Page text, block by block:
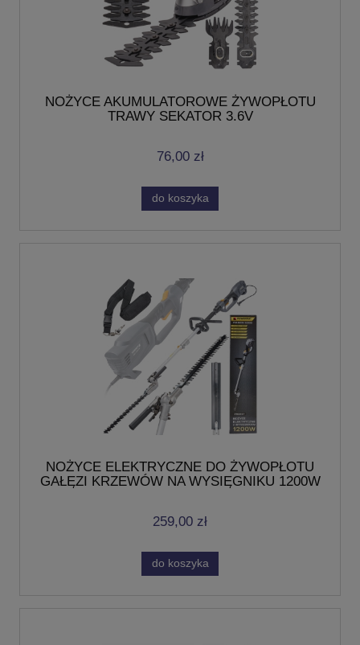
NOŻYCE AKUMULATOROWE ŻYWOPŁOTU
TRAWY SEKATOR 3.6V
76,00 zł
do koszyka
NOŻYCE ELEKTRYCZNE DO ŻYWOPŁOTU
GAŁĘZI KRZEWÓW NA WYSIĘGNIKU 1200W
259,00 zł
do koszyka